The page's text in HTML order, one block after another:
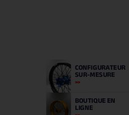
CONFIGURATEUR
SUR-MESURE
BOUTIQUEEN
LIGNE